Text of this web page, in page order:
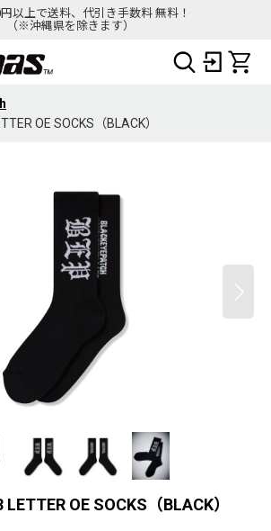
以上で送料、代引き手数料 無料！
（※沖縄県を除きます）
OE SOCKS（BLACK）
OE SOCKS（BLACK）